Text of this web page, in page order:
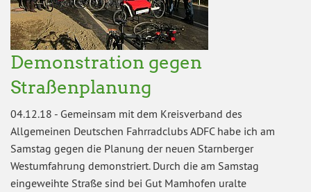
Demonstration gegen
Straßenplanung
04.12.18 - Gemeinsam mit dem Kreisverband des
Allgemeinen Deutschen Fahrradclubs ADFC habe ich am
Samstag gegen die Planung der neuen Starnberger
Westumfahrung demonstriert. Durch die am Samstag
eingeweihte Straße sind bei Gut Mamhofen uralte